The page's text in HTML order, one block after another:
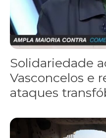
Solidariedade
Vasconcelos e
ataques
“Funeral para toda Gaza” —